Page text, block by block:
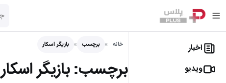
اخبار
ویدیو
خانه برچسب بازیگر اسکار
برچسب:بازیگر اسکار